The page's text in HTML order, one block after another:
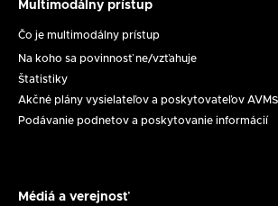
prístup
Multimodálny prístup
Čo je multimodálny prístup
Na koho sa povinnosť ne/vzťahuje
Štatistiky
Akčné plány vysielateľov a poskytovateľov AVMS
Podávanie podnetov a poskytovanie informácií
Médiá a verejnosť